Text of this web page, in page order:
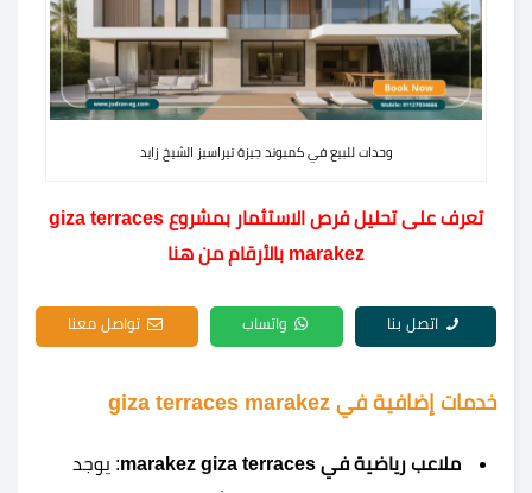
وحدات للبيع في كمبوند جيزة تيراسيز الشيخ زايد
تعرف على تحليل فرص الاستثمار بمشروع giza terraces
marakez بالأرقام من هنا
اتصل بنا واتساب تواصل معنا
خدمات إضافية في giza terraces marakez
ملاعب رياضية في marakez giza terraces
: يوجد